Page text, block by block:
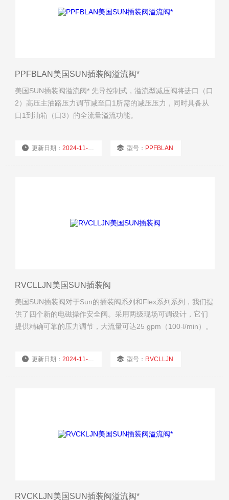
PPFBLAN美国SUN插装阀溢流阀*
美国SUN插装阀溢流阀* 先导控制式，溢流型减压阀将进口（口
2）高压主油路压力调节减至口1所需的减压压力，同时具备从
口1到油箱（口3）的全流量溢流功能。
更新日期：2024-11-21 型号： PPFBLAN
RVCLLJN美国SUN插装阀
美国SUN插装阀对于Sun的插装阀系列和Flex系列系列，我们提
供了四个新的电磁操作安全阀。采用两级现场可调设计，它们
提供精确可靠的压力调节，大流量可达25 gpm（100-l/min）。
更新日期：2024-11-21 型号： RVCLLJN
RVCKLJN美国SUN插装阀溢流阀*